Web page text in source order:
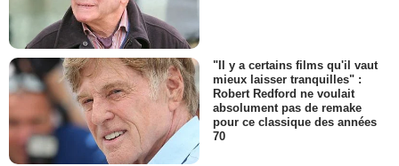
"Il y a certains films qu'il vaut
mieux laisser tranquilles" :
Robert Redford ne voulait
absolument pas de remake
pour ce classique des années
70